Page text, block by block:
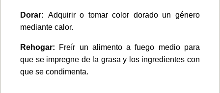
Dorar: Adquirir o tomar color dorado un género
mediante calor.
Rehogar:
Freír un alimento a fuego medio para
que se impregne de la grasa y los ingredientes con
que se condimenta.